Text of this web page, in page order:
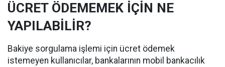
ÜCRET ÖDEMEMEK İÇİN NE
YAPILABİLİR?
Bakiye sorgulama işlemi için ücret ödemek
istemeyen kullanıcılar, bankalarının mobil bankacılık